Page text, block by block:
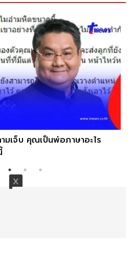
มเจ็บ คุณเป็นพ่อภาษาอะไร